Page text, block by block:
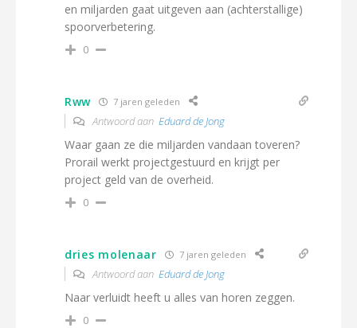
en miljarden gaat uitgeven aan (achterstallige)
spoorverbetering.
0
Rww 7 jaren geleden
Antwoord aan Eduard de Jong
Waar gaan ze die miljarden vandaan toveren?
Prorail werkt projectgestuurd en krijgt per
project geld van de overheid.
0
dries molenaar 7 jaren geleden
Antwoord aan Eduard de Jong
Naar verluidt heeft u alles van horen zeggen.
0